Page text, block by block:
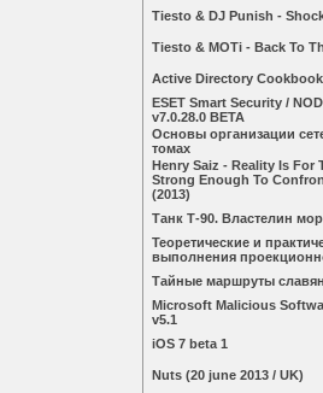
Tiesto & DJ Punish -
Tiesto & MOTi - Back To
Active Directory
ESET Smart Security /
v7.0.28.0 BETA
Основы организации
томах
Henry Saiz - Reality Is For
Strong Enough To
(2013)
Танк Т-90. Властелин
Теоретические и
выполнения
Тайные маршруты
Microsoft Malicious
v5.1
iOS 7 beta 1
Nuts (20 june 2013 / UK)